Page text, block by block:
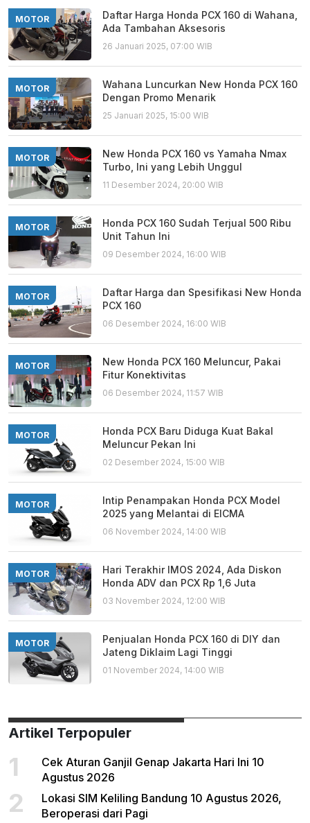
MOTOR
Daftar Harga Honda PCX 160 di Wahana,
Ada Tambahan Aksesoris
26 Januari 2025, 07:00 WIB
MOTOR
Wahana Luncurkan New Honda PCX 160
Dengan Promo Menarik
25 Januari 2025, 15:00 WIB
MOTOR
New Honda PCX 160 vs Yamaha Nmax
Turbo, Ini yang Lebih Unggul
11 Desember 2024, 20:00 WIB
MOTOR
Honda PCX 160 Sudah Terjual 500 Ribu
Unit Tahun Ini
09 Desember 2024, 16:00 WIB
MOTOR
Daftar Harga dan Spesifikasi New Honda
PCX 160
06 Desember 2024, 16:00 WIB
MOTOR
New Honda PCX 160 Meluncur, Pakai
Fitur Konektivitas
06 Desember 2024, 11:57 WIB
MOTOR
Honda PCX Baru Diduga Kuat Bakal
Meluncur Pekan Ini
02 Desember 2024, 15:00 WIB
MOTOR
Intip Penampakan Honda PCX Model
2025 yang Melantai di EICMA
06 November 2024, 14:00 WIB
MOTOR
Hari Terakhir IMOS 2024, Ada Diskon
Honda ADV dan PCX Rp 1,6 Juta
03 November 2024, 12:00 WIB
MOTOR
Penjualan Honda PCX 160 di DIY dan
Jateng Diklaim Lagi Tinggi
01 November 2024, 14:00 WIB
Artikel Terpopuler
1
Cek Aturan Ganjil Genap Jakarta Hari Ini 10
Agustus 2026
2
Lokasi SIM Keliling Bandung 10 Agustus 2026,
Beroperasi dari Pagi